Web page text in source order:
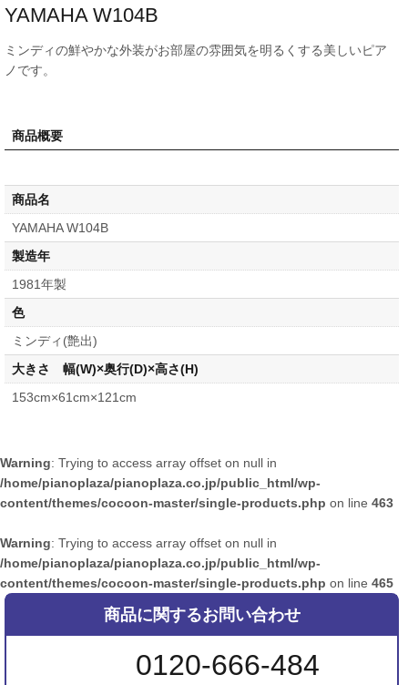
YAMAHA W104B
ミンディの鮮やかな外装がお部屋の雰囲気を明るくする美しいピア
ノです。
商品概要
商品名
YAMAHA W104B
製造年
1981年製
色
ミンディ(艶出)
大きさ 幅(W)×奥行(D)×高さ(H)
153cm×61cm×121cm
Warning: Trying to access array offset on null in
/home/pianoplaza/pianoplaza.co.jp/public_html/wp-
content/themes/cocoon-master/single-products.php on line 463
Warning: Trying to access array offset on null in
/home/pianoplaza/pianoplaza.co.jp/public_html/wp-
content/themes/cocoon-master/single-products.php on line 465
商品に関するお問い合わせ
0120-666-484